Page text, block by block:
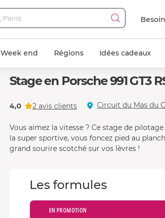
Week end Régions Idées cadeaux
Stage en Porsche 991 GT3
4,0 2 avis clients Circuit du Mas du
Vous aimez la vitesse ? Ce stage de
la super sportive, vous foncez pied au
grand sourire scotché sur vos lèvres !
Les formules
EN PROMOTION